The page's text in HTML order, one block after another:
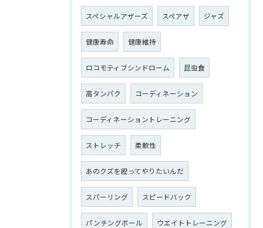
スペシャルアザーズ スペアザ ジャズ
健康寿命 健康維持
ロコモティブシンドローム 昆虫食
高タンパク コーディネーション
コーディネーショントレーニング
ストレッチ 柔軟性
あのクズを殴ってやりたいんだ
スパーリング スピードバック
パンチングボール ウエイトトレーニング